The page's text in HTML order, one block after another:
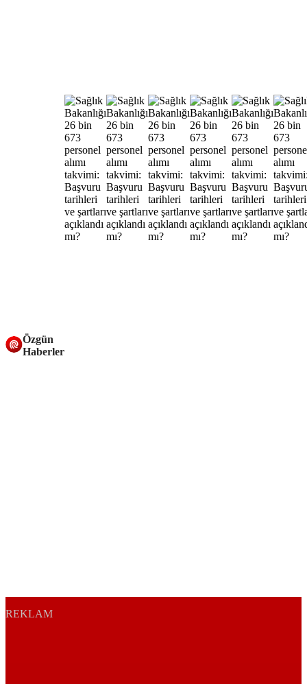
Özgün
Haberler
REKLAM